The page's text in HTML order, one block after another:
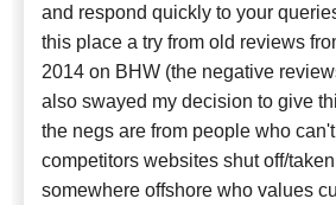
and respond quickly to your
this place a try from old reviews
2014 on BHW (the negative
also swayed my decision to give
the negs are from people who
competitors websites shut off/
somewhere offshore who values